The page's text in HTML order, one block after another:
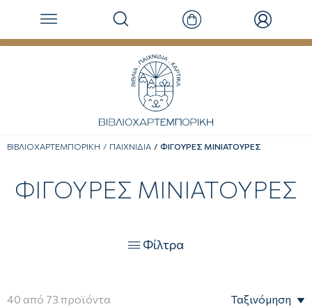
ΒΙΒΛΙΟΧΑΡΤΕΜΠΟΡΙΚΗ ΠΑΙΧΝΙΔΙΑ ΦΙΓΟΥΡΕΣ ΜΙΝΙΑΤΟΥΡΕΣ
ΦΙΓΟΥΡΕΣ ΜΙΝΙΑΤΟΥΡΕΣ
 Φίλτρα
40 από 73 προϊόντα Ταξινόμηση